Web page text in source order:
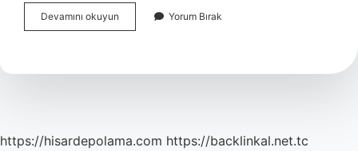
Devamını okuyun
Yapmak
Yorum Bırak
https://hisardepolama.com https://backlinkal.net.tc